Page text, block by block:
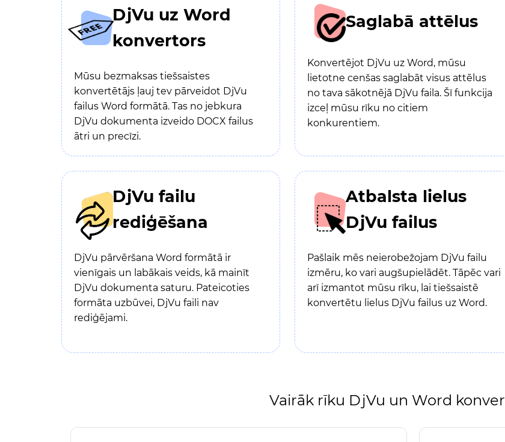
DjVu uz Word
konvertors
Mūsu bezmaksas tiešsaistes
konvertētājs ļauj tev pārveidot DjVu
failus Word formātā. Tas no jebkura
DjVu dokumenta izveido DOCX failus
ātri un precīzi.
Saglabā attēlus
Konvertējot DjVu uz Word, mūsu
lietotne cenšas saglabāt visus attēlus
no tava sākotnējā DjVu faila. Šī funkcija
izceļ mūsu rīku no citiem
konkurentiem.
DjVu failu
rediģēšana
DjVu pārvēršana Word formātā ir
vienīgais un labākais veids, kā mainīt
DjVu dokumenta saturu. Pateicoties
formāta uzbūvei, DjVu faili nav
rediģējami.
Atbalsta lielus
DjVu failus
Pašlaik mēs neierobežojam DjVu failu
izmēru, ko vari augšupielādēt. Tāpēc vari
arī izmantot mūsu rīku, lai tiešsaistē
konvertētu lielus DjVu failus uz Word.
Vairāk rīku DjVu un Word